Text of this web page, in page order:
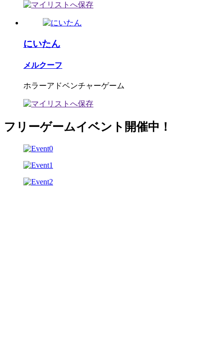
にいたん
メルクーフ
ホラーアドベンチャーゲーム
フリーゲームイベント開催中！